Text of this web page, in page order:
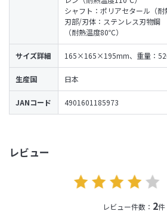
レビュー
レビュー件数： 2件
シャフト：ポリアセタール（耐
刃部/刃体：ステンレス刃物鋼
（耐熱温度80℃）
サイズ詳細 165×165×195mm、重量：
生産国 日本
JANコード 4901601185973